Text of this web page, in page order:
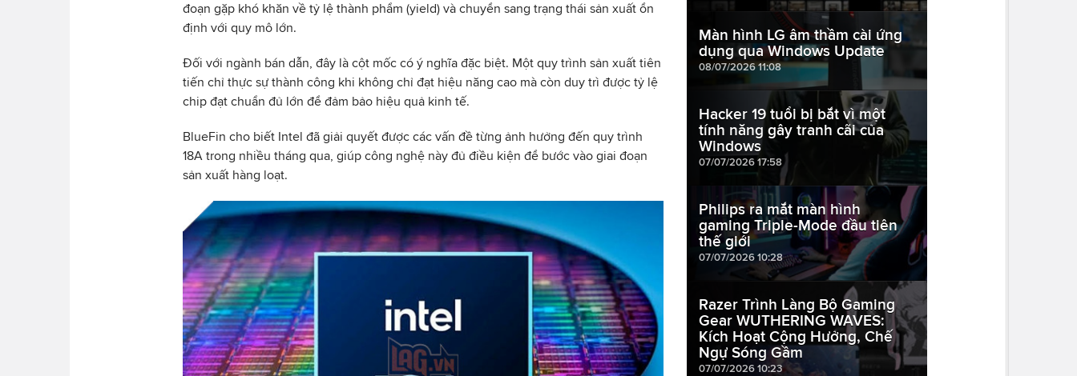
đoạn gặp khó khăn về tỷ lệ thành phẩm (yield) và chuyển sang trạng thái sản xuất ổn
định với quy mô lớn.
Đối với ngành bán dẫn, đây là cột mốc có ý nghĩa đặc biệt. Một quy trình sản xuất tiên
tiến chỉ thực sự thành công khi không chỉ đạt hiệu năng cao mà còn duy trì được tỷ lệ
chip đạt chuẩn đủ lớn để đảm bảo hiệu quả kinh tế.
BlueFin cho biết Intel đã giải quyết được các vấn đề từng ảnh hưởng đến quy trình
18A trong nhiều tháng qua, giúp công nghệ này đủ điều kiện để bước vào giai đoạn
sản xuất hàng loạt.
Màn hình LG âm thầm cài ứng
dụng qua Windows Update
08/07/2026 11:08
Hacker 19 tuổi bị bắt vì một
tính năng gây tranh cãi của
Windows
07/07/2026 17:58
Philips ra mắt màn hình
gaming Triple-Mode đầu tiên
thế giới
07/07/2026 10:28
Razer Trình Làng Bộ Gaming
Gear WUTHERING WAVES:
Kích Hoạt Cộng Hưởng, Chế
Ngự Sóng Gầm
07/07/2026 10:23